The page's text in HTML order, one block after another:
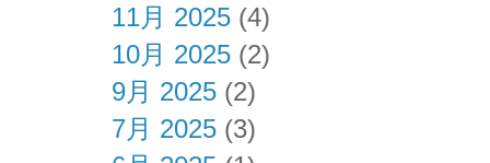
11月 2025 (4)
10月 2025 (2)
9月 2025 (2)
7月 2025 (3)